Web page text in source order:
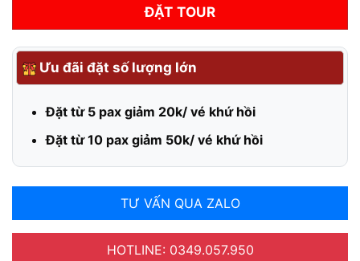
ĐẶT TOUR
Ưu đãi đặt số lượng lớn
Đặt từ 5 pax giảm 20k/ vé khứ hồi
Đặt từ 10 pax giảm 50k/ vé khứ hồi
TƯ VẤN QUA ZALO
HOTLINE: 0349.057.950